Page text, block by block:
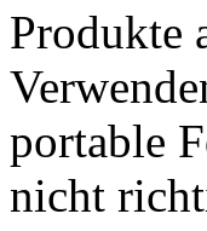
Produkte
portable
nicht